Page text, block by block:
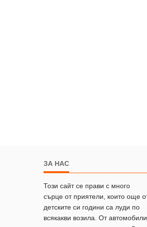
ЗА НАС
Този сайт се прави с много
сърце от приятели, които още
детските си години са луди по
всякакви возила. От автомобили